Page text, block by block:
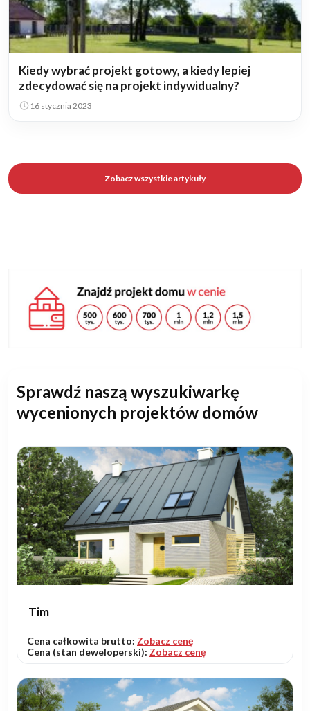
Kiedy wybrać projekt gotowy, a kiedy lepiej
zdecydować się na projekt indywidualny?
16 stycznia 2023
Zobacz wszystkie artykuły
Sprawdź naszą wyszukiwarkę
wycenionych projektów domów
Tim
Cena całkowita brutto: Zobacz cenę
Cena (stan deweloperski): Zobacz cenę